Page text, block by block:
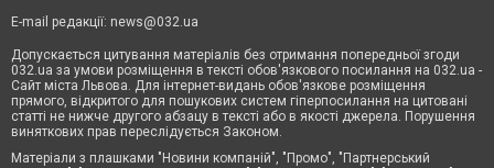
E-mail редакції: news@032.ua
Допускається цитування матеріалів без отримання попередньої згоди
032.ua за умови розміщення в тексті обов'язкового посилання на 032.ua -
Сайт міста Львова. Для інтернет-видань обов'язкове розміщення
прямого, відкритого для пошукових систем гіперпосилання на цитовані
статті не нижче другого абзацу в тексті або в якості джерела. Порушення
виняткових прав переслідується Законом.
Матеріали з плашками "Новини компаній", "Промо", "Партнерський